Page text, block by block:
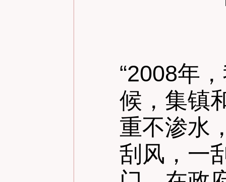
“2008年
候，集镇
重不渗水
刮风，一